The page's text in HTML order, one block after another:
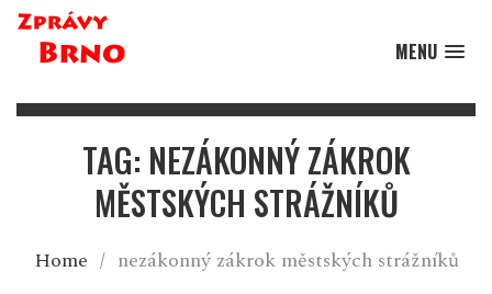
MENU
TAG: NEZÁKONNÝ ZÁKROK
MĚSTSKÝCH STRÁŽNÍKŮ
Home / nezákonný zákrok městských strážníků